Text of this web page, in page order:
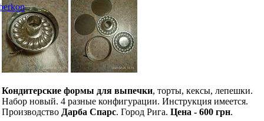
Кондитерские формы для выпечки, торты, кексы, лепешки.
Набор новый. 4 разные конфигурации. Инструкция имеется.
Производство Дарба Спарс. Город Рига. Цена - 600 грн.